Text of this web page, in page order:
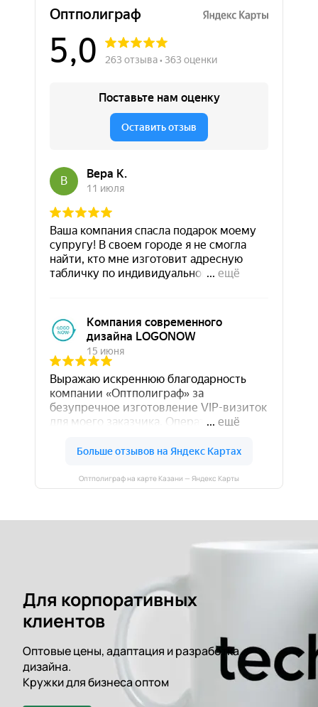
Оптполиграф на карте Казани — Яндекс Карты
Для корпоративных
клиентов
Оптовые цены, адаптация и разработка
дизайна.
Кружки для бизнеса оптом